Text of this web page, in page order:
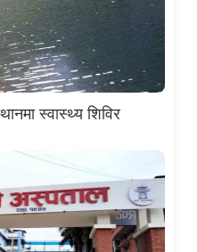
स्वास्थ्य शिविर